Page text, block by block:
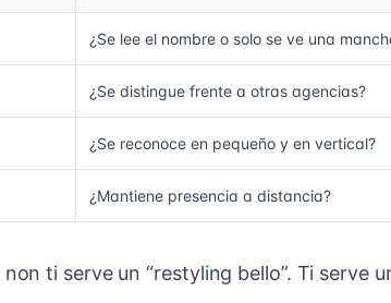
¿Se lee el nombre o solo se ve una
¿Se distingue frente a otras agencias?
¿Se reconoce en pequeño y en vertical?
¿Mantiene presencia a distancia?
ti serve un “restyling bello”. Ti serve